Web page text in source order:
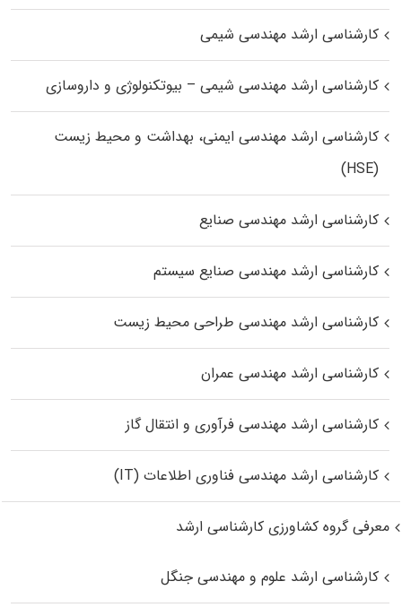
کارشناسی ارشد مهندسی شیمی
کارشناسی ارشد مهندسی شیمی – بیوتکنولوژی و داروسازی
کارشناسی ارشد مهندسی ایمنی، بهداشت و محیط زیست
(HSE)
کارشناسی ارشد مهندسی صنایع
کارشناسی ارشد مهندسی صنایع سیستم
کارشناسی ارشد مهندسی طراحی محیط زیست
کارشناسی ارشد مهندسی عمران
کارشناسی ارشد مهندسی فرآوری و انتقال گاز
کارشناسی ارشد مهندسی فناوری اطلاعات (IT)
معرفی گروه کشاورزی کارشناسی ارشد
کارشناسی ارشد علوم و مهندسی جنگل